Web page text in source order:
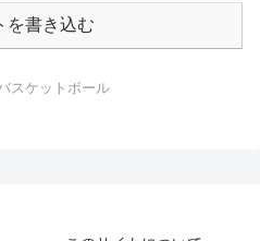
を書き込む
スケットボール